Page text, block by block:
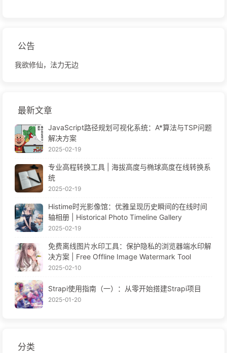
公告
我欲修仙，法力无边
最新文章
JavaScript路径规划可视化系统：A*算法与TSP问题
解决方案
2025-02-19
专业高程转换工具 | 海拔高度与椭球高度在线转换系
统
2025-02-19
Histime时光影像馆：优雅呈现历史瞬间的在线时间
轴相册 | Historical Photo Timeline Gallery
2025-02-19
免费离线图片水印工具：保护隐私的浏览器端水印解
决方案 | Free Offline Image Watermark Tool
2025-02-10
Strapi使用指南（一）：从零开始搭建Strapi项目
2025-01-20
分类